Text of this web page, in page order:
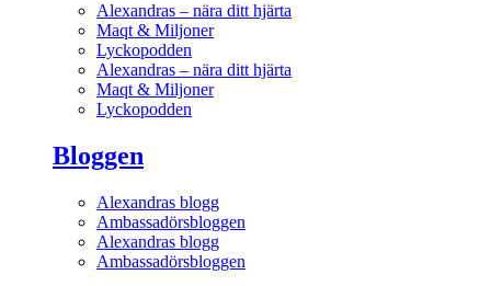
Alexandras – nära ditt hjärta
Maqt & Miljoner
Lyckopodden
Alexandras – nära ditt hjärta
Maqt & Miljoner
Lyckopodden
Bloggen
Alexandras blogg
Ambassadörsbloggen
Alexandras blogg
Ambassadörsbloggen